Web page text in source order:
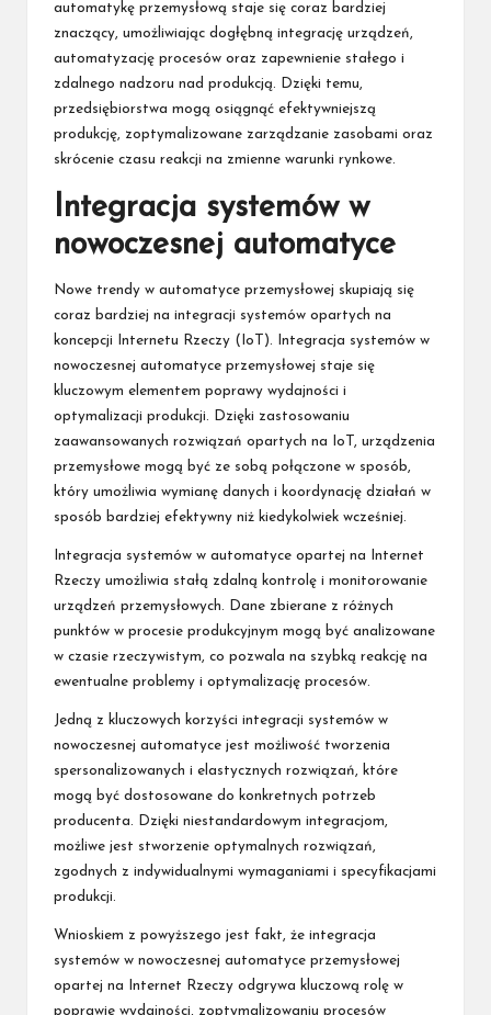
automatykę przemysłową staje się coraz bardziej
znaczący, umożliwiając dogłębną integrację urządzeń,
automatyzację procesów oraz zapewnienie stałego i
zdalnego nadzoru nad produkcją. Dzięki temu,
przedsiębiorstwa mogą osiągnąć efektywniejszą
produkcję, zoptymalizowane zarządzanie zasobami oraz
skrócenie czasu reakcji na zmienne warunki rynkowe.
Integracja systemów w
nowoczesnej automatyce
Nowe trendy w automatyce przemysłowej skupiają się
coraz bardziej na integracji systemów opartych na
koncepcji Internetu Rzeczy (IoT). Integracja systemów w
nowoczesnej automatyce przemysłowej staje się
kluczowym elementem poprawy wydajności i
optymalizacji produkcji. Dzięki zastosowaniu
zaawansowanych rozwiązań opartych na IoT, urządzenia
przemysłowe mogą być ze sobą połączone w sposób,
który umożliwia wymianę danych i koordynację działań w
sposób bardziej efektywny niż kiedykolwiek wcześniej.
Integracja systemów w automatyce opartej na Internet
Rzeczy umożliwia stałą zdalną kontrolę i monitorowanie
urządzeń przemysłowych. Dane zbierane z różnych
punktów w procesie produkcyjnym mogą być analizowane
w czasie rzeczywistym, co pozwala na szybką reakcję na
ewentualne problemy i optymalizację procesów.
Jedną z kluczowych korzyści integracji systemów w
nowoczesnej automatyce jest możliwość tworzenia
spersonalizowanych i elastycznych rozwiązań, które
mogą być dostosowane do konkretnych potrzeb
producenta. Dzięki niestandardowym integracjom,
możliwe jest stworzenie optymalnych rozwiązań,
zgodnych z indywidualnymi wymaganiami i specyfikacjami
produkcji.
Wnioskiem z powyższego jest fakt, że integracja
systemów w nowoczesnej automatyce przemysłowej
opartej na Internet Rzeczy odgrywa kluczową rolę w
poprawie wydajności, zoptymalizowaniu procesów